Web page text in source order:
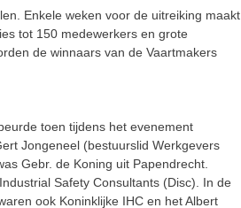
Enkele weken voor de uitreiking maakt
tot 150 medewerkers en grote
de winnaars van de Vaartmakers
toen tijdens het evenement
Jongeneel (bestuurslid Werkgevers
Gebr. de Koning uit Papendrecht.
Safety Consultants (Disc). In de
ook Koninklijke IHC en het Albert